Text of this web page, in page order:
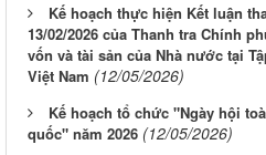
Kế hoạch thực hiện Kết luận
13/02/2026 của Thanh tra Chính
vốn và tài sản của Nhà nước tại
Việt Nam (12/05/2026)
Kế hoạch tổ chức "Ngày hội
quốc" năm 2026 (12/05/2026)